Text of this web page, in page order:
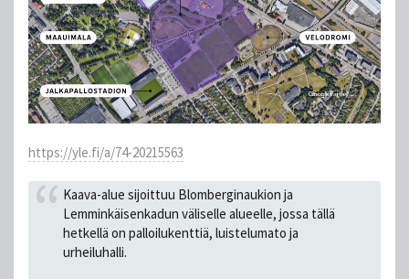
https://yle.fi/a/74-20215563
Kaava-alue sijoittuu Blomberginaukion ja
Lemminkäisenkadun väliselle alueelle, jossa tällä
hetkellä on palloilukenttiä, luistelumato ja
urheiluhalli.